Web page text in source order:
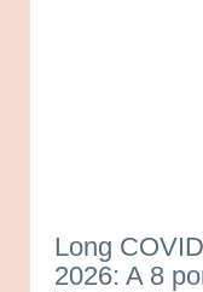
Long
2026: A 8